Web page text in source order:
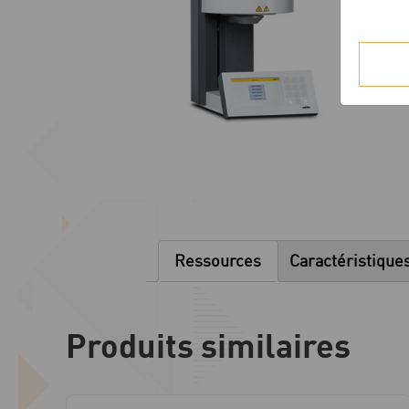
Ressources
Produits similaires